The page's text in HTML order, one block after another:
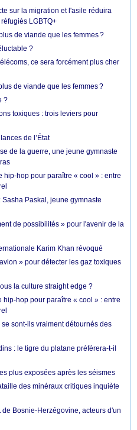
sur la migration et l'asile réduira
LGBTQ+
de viande que les femmes ?
?
ce sera forcément plus cher
de viande que les femmes ?
?
toxiques : trois leviers pour
de l’État
de la guerre, une jeune gymnaste
hip-hop pour paraître « cool » : entre
Paskal, jeune gymnaste
de possibilités » pour l'avenir de la
Karim Khan révoqué
» pour détecter les gaz toxiques
la culture straight edge ?
hop pour paraître « cool » : entre
sont-ils vraiment détournés des
: le tigre du platane préférera-t-il
plus exposées après les séismes
des minéraux critiques inquiète
Bosnie-Herzégovine, acteurs d'un